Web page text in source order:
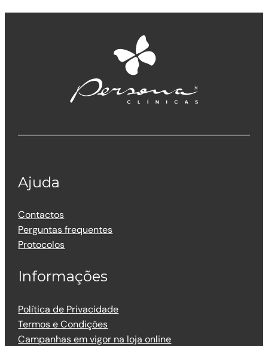
Ajuda
Contactos
Perguntas frequentes
Protocolos
Informações
Política de Privacidade
Termos e Condições
Campanhas em vigor na loja online